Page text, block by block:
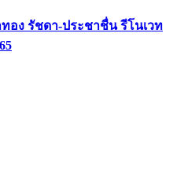
อง รัชดา-ประชาชื่น รีโนเวท